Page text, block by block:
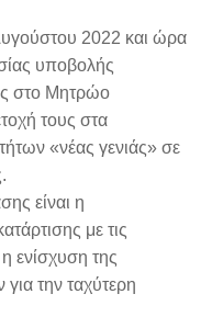
2022 και ώρα
υποβολής
στο Μητρώο
τους στα
«νέας γενιάς» σε
είναι η
με τις
ενίσχυση της
την ταχύτερη